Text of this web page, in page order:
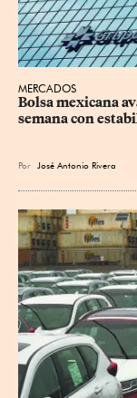
MERCADOS
Bolsa mexicana
semana con
Por José Antonio Rivera